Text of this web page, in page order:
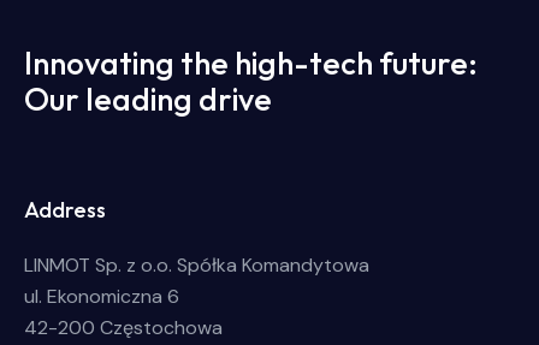
Innovating the high-tech future:
Our leading drive
Address
LINMOT Sp. z o.o. Spółka Komandytowa
ul. Ekonomiczna 6
42-200 Częstochowa